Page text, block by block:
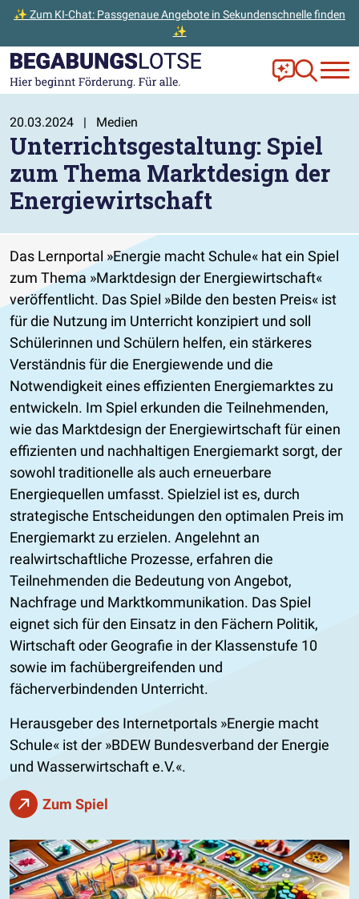
✨ Zum KI-Chat: Passgenaue Angebote in Sekundenschnelle finden
✨
Zum Hauptinhalt der Seite springen
Zur Startseite gehen Frag Ella!
Zur
20.03.2024 | Medien
Unterrichtsgestaltung: Spiel
zum Thema Marktdesign der
Energiewirtschaft
Das Lernportal »Energie macht Schule« hat ein Spiel
zum Thema »Marktdesign der Energiewirtschaft«
veröffentlicht. Das Spiel »Bilde den besten Preis« ist
für die Nutzung im Unterricht konzipiert und soll
Schülerinnen und Schülern helfen, ein stärkeres
Verständnis für die Energiewende und die
Notwendigkeit eines effizienten Energiemarktes zu
entwickeln. Im Spiel erkunden die Teilnehmenden,
wie das Marktdesign der Energiewirtschaft für einen
effizienten und nachhaltigen Energiemarkt sorgt, der
sowohl traditionelle als auch erneuerbare
Energiequellen umfasst. Spielziel ist es, durch
strategische Entscheidungen den optimalen Preis im
Energiemarkt zu erzielen. Angelehnt an
realwirtschaftliche Prozesse, erfahren die
Teilnehmenden die Bedeutung von Angebot,
Nachfrage und Marktkommunikation. Das Spiel
eignet sich für den Einsatz in den Fächern Politik,
Wirtschaft oder Geografie in der Klassenstufe 10
sowie im fachübergreifenden und
fächerverbindenden Unterricht.
Herausgeber des Internetportals »Energie macht
Schule« ist der »BDEW Bundesverband der Energie
und Wasserwirtschaft e.V.«.
Zum Spiel